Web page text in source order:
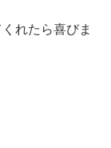
れたら喜びま